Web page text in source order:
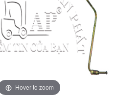
Hover to zoom